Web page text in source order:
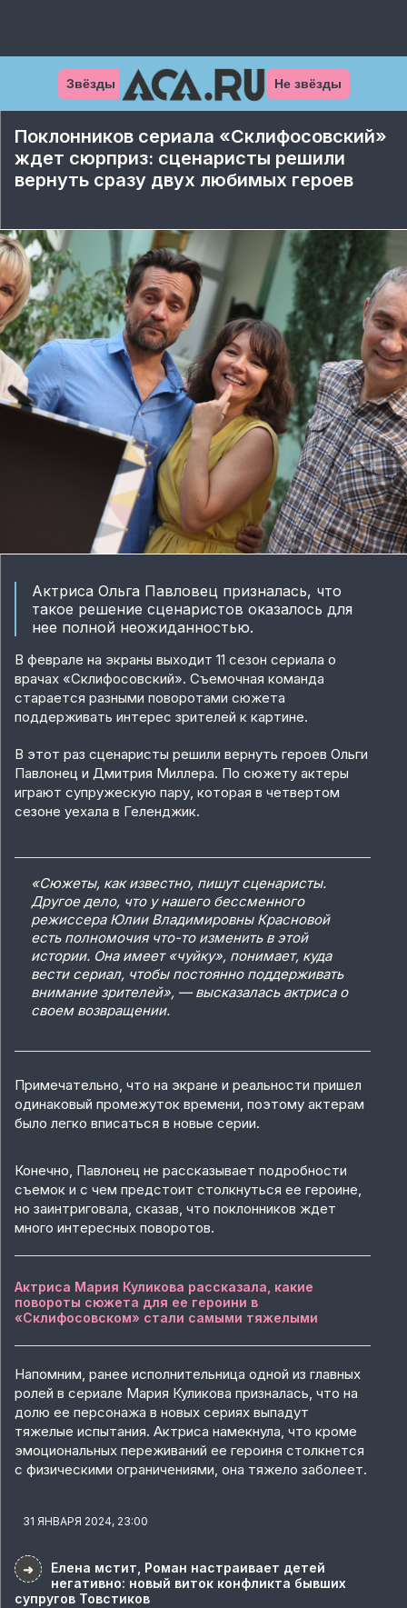
Звёзды Не звёзды
Поклонников сериала «Склифосовский»
ждет сюрприз: сценаристы решили
вернуть сразу двух любимых героев
Актриса Ольга Павловец призналась, что
такое решение сценаристов оказалось для
нее полной неожиданностью.
В феврале на экраны выходит 11 сезон сериала о
врачах «Склифосовский». Съемочная команда
старается разными поворотами сюжета
поддерживать интерес зрителей к картине.
В этот раз сценаристы решили вернуть героев Ольги
Павлонец и Дмитрия Миллера. По сюжету актеры
играют супружескую пару, которая в четвертом
сезоне уехала в Геленджик.
«Сюжеты, как известно, пишут сценаристы.
Другое дело, что у нашего бессменного
режиссера Юлии Владимировны Красновой
есть полномочия что-то изменить в этой
истории. Она имеет «чуйку», понимает, куда
вести сериал, чтобы постоянно поддерживать
внимание зрителей», — высказалась актриса о
своем возвращении.
Примечательно, что на экране и реальности пришел
одинаковый промежуток времени, поэтому актерам
было легко вписаться в новые серии.
Конечно, Павлонец не рассказывает подробности
съемок и с чем предстоит столкнуться ее героине,
но заинтриговала, сказав, что поклонников ждет
много интересных поворотов.
Актриса Мария Куликова рассказала, какие
повороты сюжета для ее героини в
«Склифосовском» стали самыми тяжелыми
Напомним, ранее исполнительница одной из главных
ролей в сериале Мария Куликова призналась, что на
долю ее персонажа в новых сериях выпадут
тяжелые испытания. Актриса намекнула, что кроме
эмоциональных переживаний ее героиня столкнется
с физическими ограничениями, она тяжело заболеет.
31 ЯНВАРЯ 2024, 23:00
➜
Елена мстит, Роман настраивает детей
негативно: новый виток конфликта бывших
супругов Товстиков